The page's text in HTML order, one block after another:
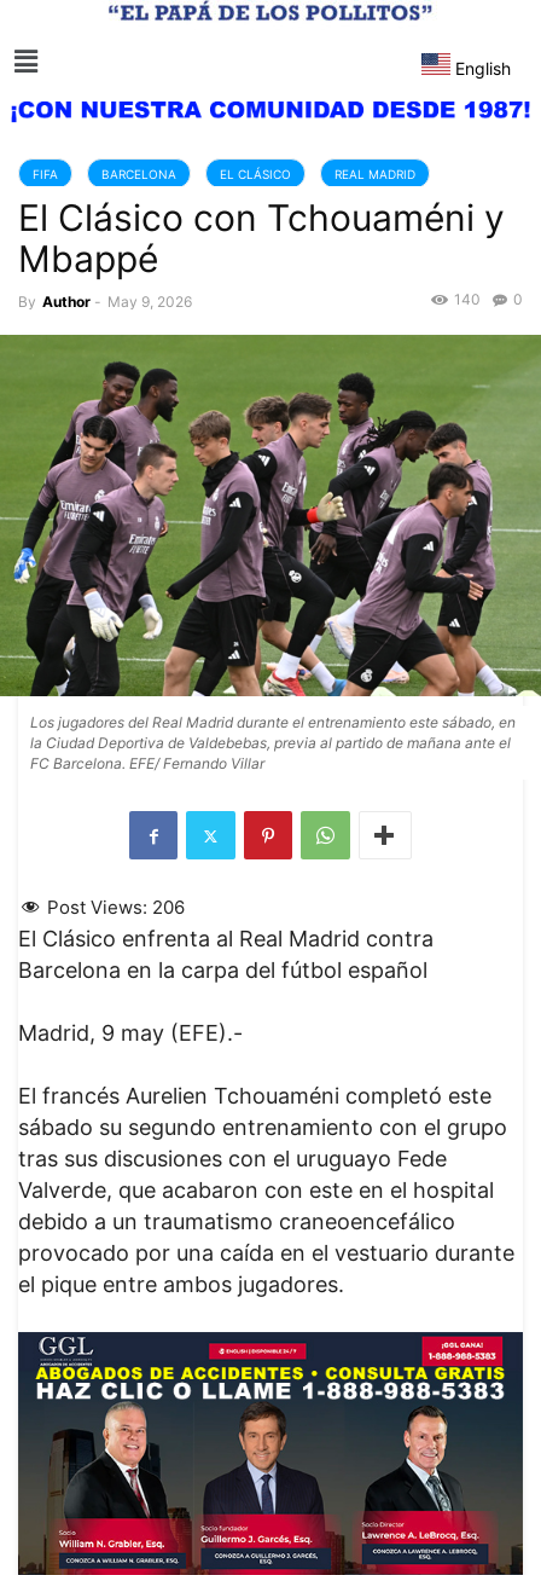
English
FIFA BARCELONA EL CLÁSICO REAL MADRID
El Clásico con Tchouaméni y
Mbappé
By Author - May 9, 2026 0
140
Los jugadores del Real Madrid durante el entrenamiento este sábado, en
la Ciudad Deportiva de Valdebebas, previa al partido de mañana ante el
FC Barcelona. EFE/ Fernando Villar
Post Views: 206
El Clásico enfrenta al Real Madrid contra
Barcelona en la carpa del fútbol español
Madrid, 9 may (EFE).-
El francés Aurelien Tchouaméni completó este
sábado su segundo entrenamiento con el grupo
tras sus discusiones con el uruguayo Fede
Valverde, que acabaron con este en el hospital
debido a un traumatismo craneoencefálico
provocado por una caída en el vestuario durante
el pique entre ambos jugadores.